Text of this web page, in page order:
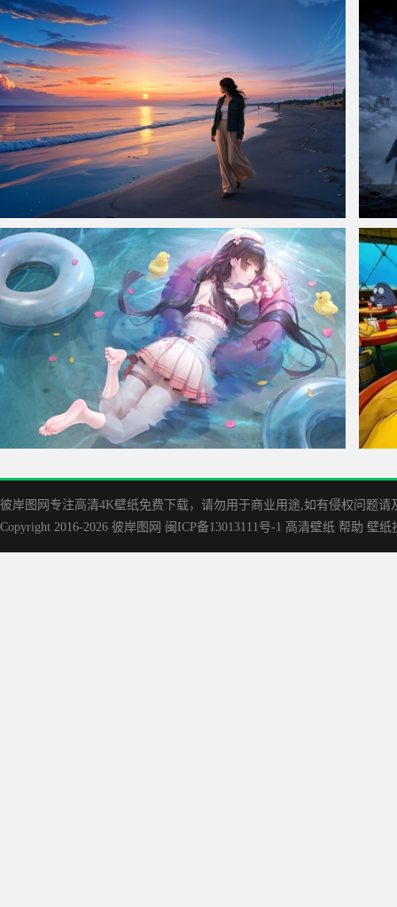
仙侠凌仙 紫色长卷发美女 古风古典 4K壁纸 美
海边少女 海滩 日落 唯美车机桌面壁纸 韩立
彼岸图网专注高清4K壁纸免费下载，请勿用于商业用途,如有侵权问题
Copyright 2016-2026 彼岸图网 闽ICP备13013111号-1 高清壁纸 帮助 壁纸